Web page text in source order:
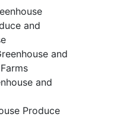
and
and
and
Produce